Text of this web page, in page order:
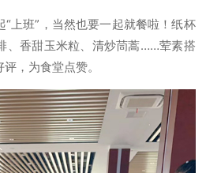
“上班”，当然也要一起就餐啦！纸杯
、香甜玉米粒、清炒茼蒿……荤素搭
，为食堂点赞。